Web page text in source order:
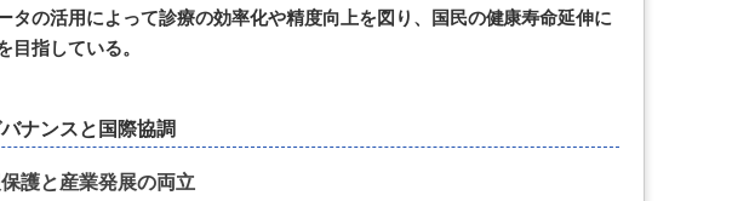
タの活用によって診療の効率化や精度向上を図り、国民の健康寿命延伸に
目指している。
ナンスと国際協調
護と産業発展の両立